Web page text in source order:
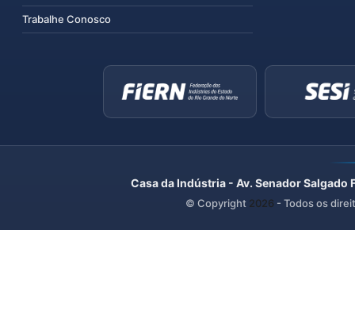
Trabalhe Conosco
Casa da Indústria - Av. Senador
© Copyright 2026 - Todos os